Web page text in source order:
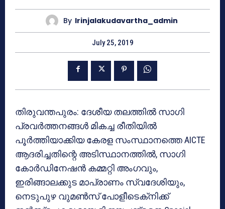
By Irinjalakudavartha_admin
July 25, 2019
തിരുവന്തപുരം: ദേശീയ തലത്തില്‍ സാഗി
പ്രവര്‍ത്തനങ്ങള്‍ മികച്ച രീതിയില്‍
പൂര്‍ത്തിയാക്കിയ കേരള സംസ്ഥാനത്തെ AICTE
ആദരിച്ചതിന്റെ അടിസ്ഥാനത്തില്‍, സാഗി
കോര്‍ഡിനേഷന്‍ കമ്മറ്റി അംഗവും,
ഇരിങ്ങാലക്കുട മാപ്രാണം സ്വദേശിയും,
നെടുപുഴ വുമണ്‍സ് പോളീടെക്‌നിക്ക്